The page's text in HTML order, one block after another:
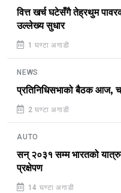
वित्त खर्च घटेसँगै तेह्रथुम
उल्लेख्य सुधार
1 घण्टा अगाडी
NEWS
प्रतिनिधिसभाको बैठक आज,
2 घण्टा अगाडी
AUTO
सन् २०३१ सम्म भारतको
प्रक्षेपण
14 घण्टा अगाडी